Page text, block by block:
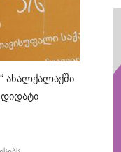
ახალქალაქში